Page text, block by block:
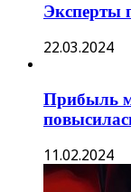
Эксперты
22.03.2024
Прибыль
11.02.2024